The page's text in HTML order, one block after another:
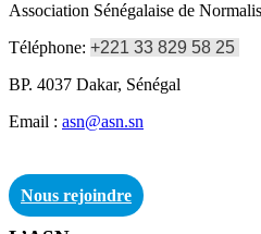
Association Sénégalaise de
Téléphone: +221 33 829 58 25
BP. 4037 Dakar, Sénégal
Email : asn@asn.sn
Nous rejoindre